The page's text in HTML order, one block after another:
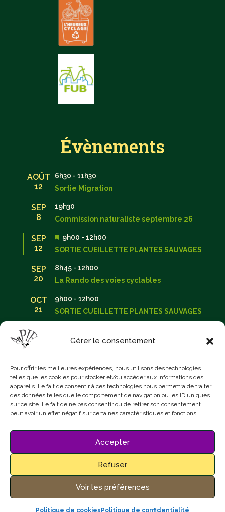
Gérer le consentement
Pour offrir les meilleures expériences, nous utilisons des technologies
telles que les cookies pour stocker et/ou accéder aux informations des
appareils. Le fait de consentir à ces technologies nous permettra de traiter
des données telles que le comportement de navigation ou les ID uniques
sur ce site. Le fait de ne pas consentir ou de retirer son consentement
peut avoir un effet négatif sur certaines caractéristiques et fonctions.
Accepter
Refuser
Voir les préférences
Politique de cookies Politique de confidentialité
Évènements
AOÛT
12
6h30 - 11h30
Sortie Migration
SEP
8
19h30
Commission naturaliste septembre 26
SEP
12
Mis
avant
9h00 - 12h00
SORTIE CUEILLETTE PLANTES SAUVAGES
SEP
20
8h45- 12h00
La Rando des voies cyclables
OCT
21
9h00 - 12h00
SORTIE CUEILLETTE PLANTES SAUVAGES
Voir le calendrier
Mentions Légales
Politique de cookies (UE)
FAQ Faune Sauvage
Plan du Site
Copyright © 2026Apie Asso | Développé parEvelyne